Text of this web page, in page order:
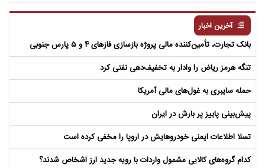
آخرین اخبار
بانک تجارت، تأمین‌کننده مالی پروژه بازسازی فازهای ۴ و ۵ پارس جنوبی
تنگه هرمز ریاض را وادار به تخفیف‌دهی نفتی کرد
حمله سایبری به غول‌های مالی آمریکا
پیش‌بینی پاییز پر بارش در ایران
تسلا اطلاعات ایمنی خودروهایش در اروپا را مخفی کرده است
کدام گروه‌های کالایی مشمول واردات با رویه جدید ارز اشخاص شدند؟